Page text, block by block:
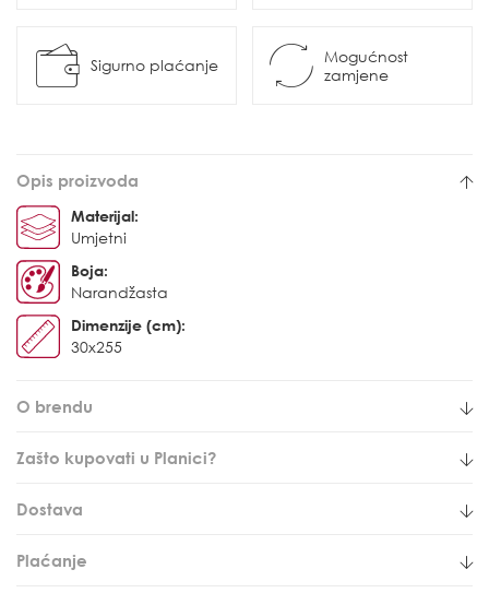
Sigurno plaćanje
Mogućnost
zamjene
Opis proizvoda
Materijal:
Umjetni
Boja:
Narandžasta
Dimenzije (cm):
30x255
O brendu
Zašto kupovati u Planici?
Dostava
Plaćanje